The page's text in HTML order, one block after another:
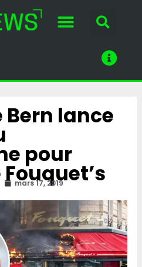
lance
pour
mars 17, 2019